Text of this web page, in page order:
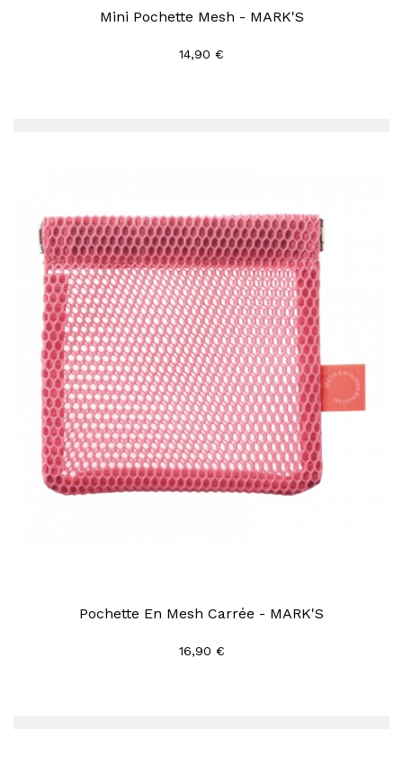
Mini Pochette Mesh - MARK'S
14,90 €
Pochette En Mesh Carrée - MARK'S
16,90 €